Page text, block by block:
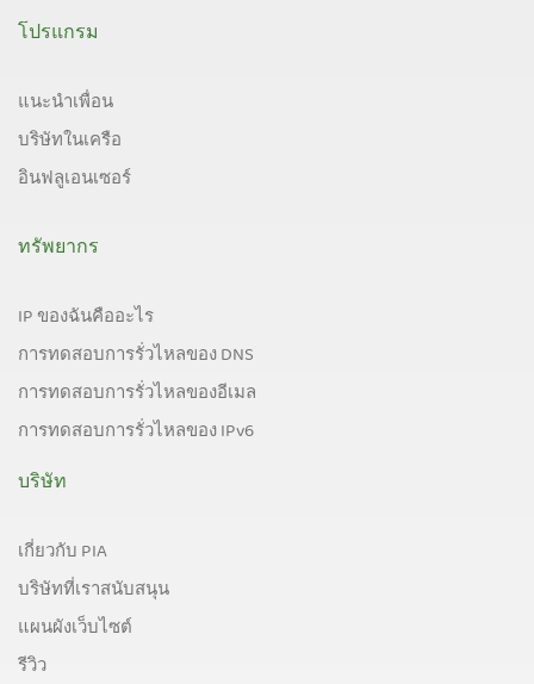
โปรแกรม
แนะนำเพื่อน
บริษัทในเครือ
อินฟลูเอนเซอร์
ทรัพยากร
IP ของฉันคืออะไร
การทดสอบการรั่วไหลของ DNS
การทดสอบการรั่วไหลของอีเมล
การทดสอบการรั่วไหลของ IPv6
บริษัท
เกี่ยวกับ PIA
บริษัทที่เราสนับสนุน
แผนผังเว็บไซต์
รีวิว